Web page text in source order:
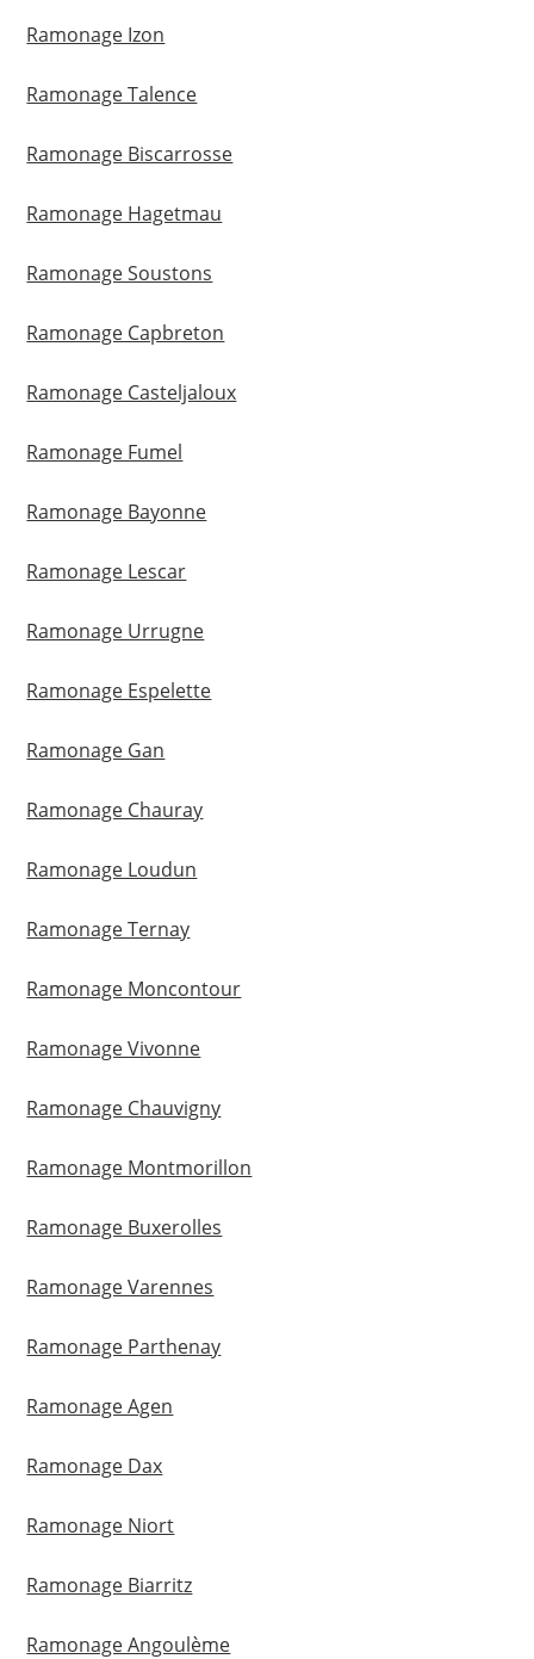
Ramonage Izon
Ramonage Talence
Ramonage Biscarrosse
Ramonage Hagetmau
Ramonage Soustons
Ramonage Capbreton
Ramonage Casteljaloux
Ramonage Fumel
Ramonage Bayonne
Ramonage Lescar
Ramonage Urrugne
Ramonage Espelette
Ramonage Gan
Ramonage Chauray
Ramonage Loudun
Ramonage Ternay
Ramonage Moncontour
Ramonage Vivonne
Ramonage Chauvigny
Ramonage Montmorillon
Ramonage Buxerolles
Ramonage Varennes
Ramonage Parthenay
Ramonage Agen
Ramonage Dax
Ramonage Niort
Ramonage Biarritz
Ramonage Angoulème